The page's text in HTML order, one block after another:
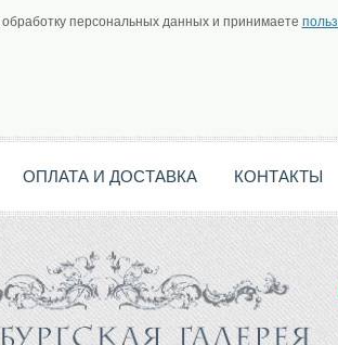
персональных данных и принимаете
ОПЛАТА И ДОСТАВКА КОНТАКТЫ